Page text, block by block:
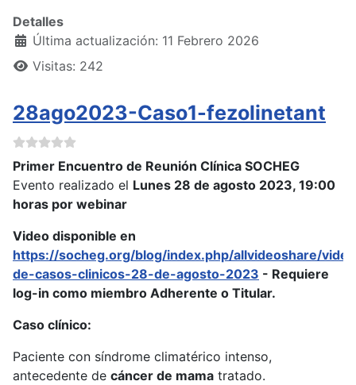
Detalles
Última actualización: 11 Febrero 2026
Visitas: 242
28ago2023-Caso1-fezolinetant
Primer Encuentro de Reunión Clínica SOCHEG
Evento realizado el Lunes 28 de agosto 2023, 19:00
horas por webinar
Video disponible en
https://socheg.org/blog/index.php/allvideoshare/
de-casos-clinicos-28-de-agosto-2023 - Requiere
log-in como miembro Adherente o Titular.
Caso clínico:
Paciente con síndrome climatérico intenso,
antecedente de cáncer de mama tratado.